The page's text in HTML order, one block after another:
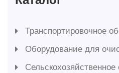
Транспортировочное
Оборудование для